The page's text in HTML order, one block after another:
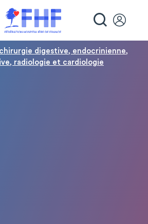
digestive, endocrinienne,
radiologie et cardiologie
des cookies